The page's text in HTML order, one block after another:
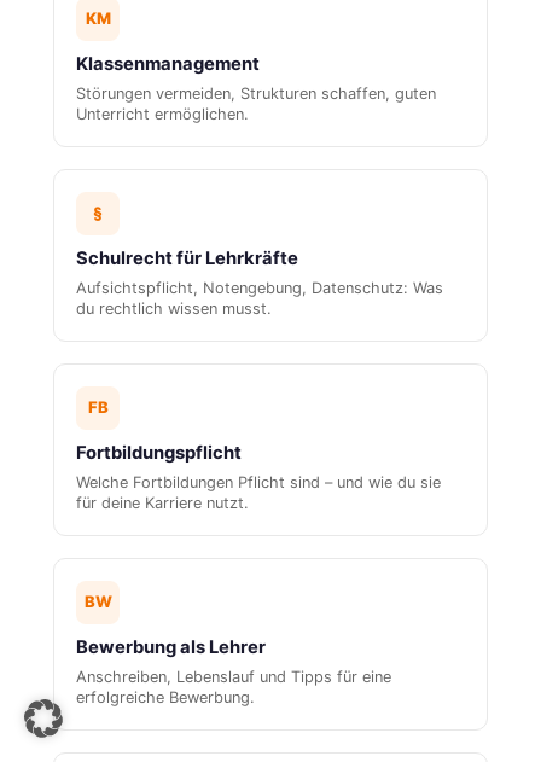
KM
Klassenmanagement
Störungen vermeiden, Strukturen schaffen, guten
Unterricht ermöglichen.
§
Schulrecht für Lehrkräfte
Aufsichtspflicht, Notengebung, Datenschutz: Was
du rechtlich wissen musst.
FB
Fortbildungspflicht
Welche Fortbildungen Pflicht sind – und wie du sie
für deine Karriere nutzt.
BW
Bewerbung als Lehrer
Anschreiben, Lebenslauf und Tipps für eine
erfolgreiche Bewerbung.